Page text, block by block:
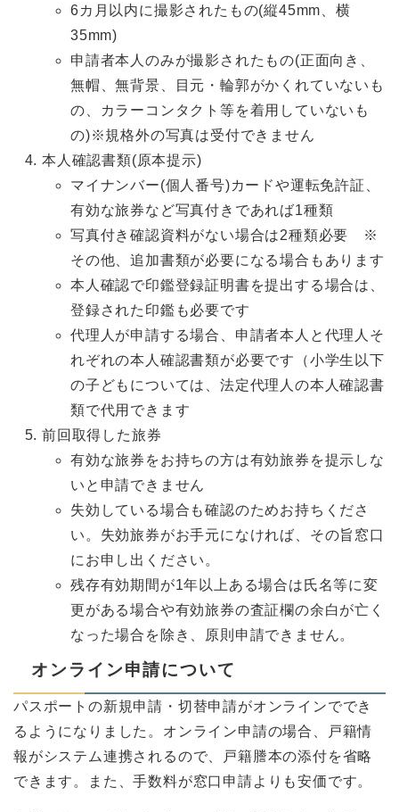
6カ月以内に撮影されたもの(縦45mm、横
35mm)
申請者本人のみが撮影されたもの(正面向き、
無帽、無背景、目元・輪郭がかくれていないも
の、カラーコンタクト等を着用していないも
の)※規格外の写真は受付できません
本人確認書類(原本提示)
マイナンバー(個人番号)カードや運転免許証、
有効な旅券など写真付きであれば1種類
写真付き確認資料がない場合は2種類必要 ※
その他、追加書類が必要になる場合もあります
本人確認で印鑑登録証明書を提出する場合は、
登録された印鑑も必要です
代理人が申請する場合、申請者本人と代理人そ
れぞれの本人確認書類が必要です（小学生以下
の子どもについては、法定代理人の本人確認書
類で代用できます
前回取得した旅券
有効な旅券をお持ちの方は有効旅券を提示しな
いと申請できません
失効している場合も確認のためお持ちくださ
い。失効旅券がお手元になければ、その旨窓口
にお申し出ください。
残存有効期間が1年以上ある場合は氏名等に変
更がある場合や有効旅券の査証欄の余白が亡く
なった場合を除き、原則申請できません。
オンライン申請について
パスポートの新規申請・切替申請がオンラインででき
るようになりました。オンライン申請の場合、戸籍情
報がシステム連携されるので、戸籍謄本の添付を省略
できます。また、手数料が窓口申請よりも安価です。